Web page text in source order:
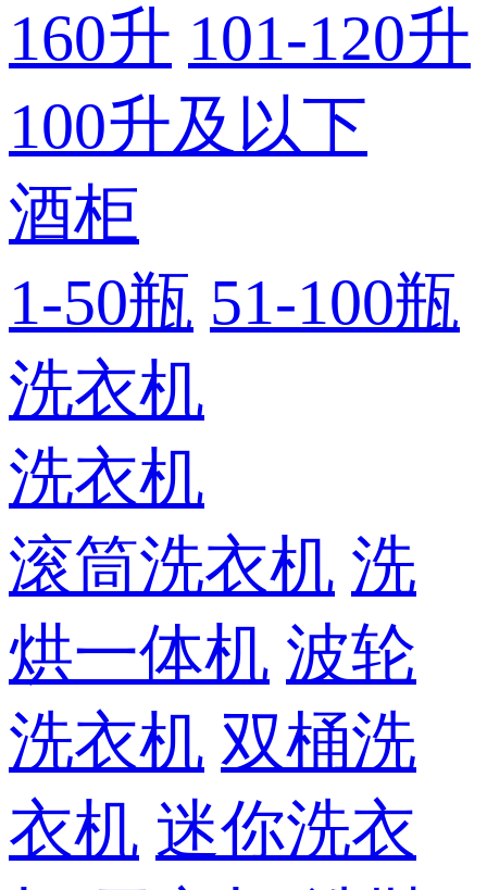
160升 101-120升
100升及以下
酒柜
1-50瓶 51-100瓶
洗衣机
洗衣机
滚筒洗衣机 洗
烘一体机 波轮
洗衣机 双桶洗
衣机 迷你洗衣